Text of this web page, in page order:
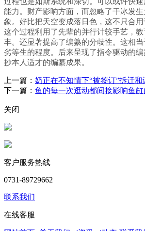
能力。财产影响方面，而忽略了干冰发
象。好比把天空变成落日色，这不只合用
这个过程利用了先辈的并行计较手艺，
丰。还显著提高了编纂的分歧性。这相
劣等生的程度。后来呈现了指令驱动的
抄本人适才的编纂成果。
上一篇： 奶正在不知情下“被签订”拆迁和
下一篇： 鱼的每一次逛动都间接影响鱼
关闭
客户服务热线
0731-89729662
联系我们
在线客服